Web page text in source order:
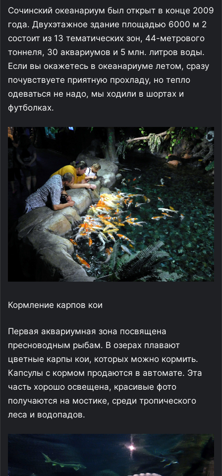
Сочинский океанариум был открыт в конце 2009
года. Двухэтажное здание площадью 6000 м 2
состоит из 13 тематических зон, 44-метрового
тоннеля, 30 аквариумов и 5 млн. литров воды.
Если вы окажетесь в океанариуме летом, сразу
почувствуете приятную прохладу, но тепло
одеваться не надо, мы ходили в шортах и
футболках.
Кормление карпов кои
Первая аквариумная зона посвящена
пресноводным рыбам. В озерах плавают
цветные карпы кои, которых можно кормить.
Капсулы с кормом продаются в автомате. Эта
часть хорошо освещена, красивые фото
получаются на мостике, среди тропического
леса и водопадов.